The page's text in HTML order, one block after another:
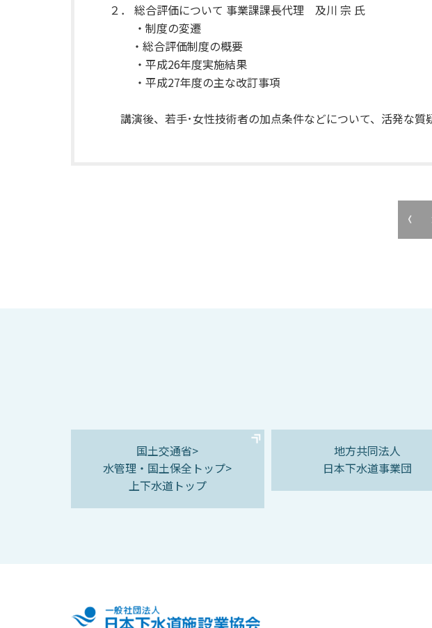
２． 総合評価について 事業課課長代理 及川 宗 氏
・制度の変遷
・総合評価制度の概要
・平成26年度実施結果
・平成27年度の主な改訂事項
講演後、若手･女性技術者の加点条件などについて、活発な質
国土交通省>
水管理・国土保全トップ>
上下水道トップ
地方共同法人
日本下水道事業団